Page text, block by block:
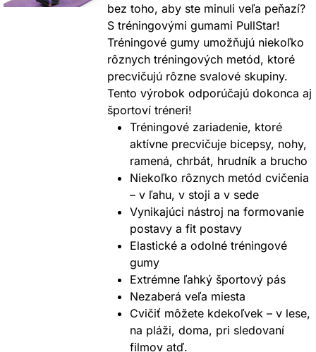
bez toho, aby ste minuli veľa peňazí?
S tréningovými gumami PullStar!
Tréningové gumy umožňujú niekoľko
rôznych tréningových metód, ktoré
precvičujú rôzne svalové skupiny.
Tento výrobok odporúčajú dokonca aj
športoví tréneri!
Tréningové zariadenie, ktoré
aktívne precvičuje bicepsy, nohy,
ramená, chrbát, hrudník a brucho
Niekoľko rôznych metód cvičenia
– v ľahu, v stoji a v sede
Vynikajúci nástroj na formovanie
postavy a fit postavy
Elastické a odolné tréningové
gumy
Extrémne ľahký športový pás
Nezaberá veľa miesta
Cvičiť môžete kdekoľvek – v lese,
na pláži, doma, pri sledovaní
filmov atď.